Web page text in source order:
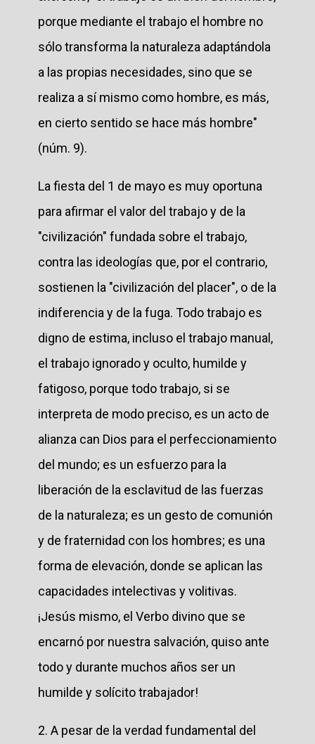
porque mediante el trabajo el hombre no
sólo transforma la naturaleza adaptándola
a las propias necesidades, sino que se
realiza a sí mismo como hombre, es más,
en cierto sentido se hace más hombre"
(núm. 9).
La fiesta del 1 de mayo es muy oportuna
para afirmar el valor del trabajo y de la
"civilización" fundada sobre el trabajo,
contra las ideologías que, por el contrario,
sostienen la "civilización del placer", o de la
indiferencia y de la fuga. Todo trabajo es
digno de estima, incluso el trabajo manual,
el trabajo ignorado y oculto, humilde y
fatigoso, porque todo trabajo, si se
interpreta de modo preciso, es un acto de
alianza can Dios para el perfeccionamiento
del mundo; es un esfuerzo para la
liberación de la esclavitud de las fuerzas
de la naturaleza; es un gesto de comunión
y de fraternidad con los hombres; es una
forma de elevación, donde se aplican las
capacidades intelectivas y volitivas.
¡Jesús mismo, el Verbo divino que se
encarnó por nuestra salvación, quiso ante
todo y durante muchos años ser un
humilde y solícito trabajador!
2. A pesar de la verdad fundamental del